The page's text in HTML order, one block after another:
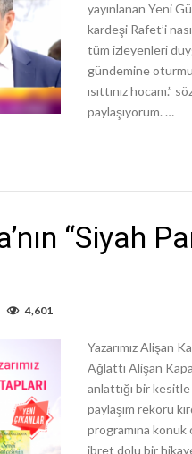
yayınlanan Yeni
kardeşi Rafet’i
tüm izleyenleri
gündemine
ısıttınız hocam.”
paylaşıyorum. …
“Siyah
4,601
Yazarımız Alişan
Ağlattı Alişan
anlattığı bir
paylaşım rekoru
programına konuk
ibret dolu bir